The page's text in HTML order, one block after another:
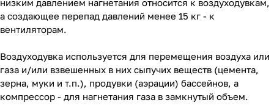
низким давлением нагнетания относится к воздуходувкам,
а создающее перепад давлений менее 15 кг - к
вентиляторам.
Воздуходувка используется для перемещения воздуха или
газа и/или взвешенных в них сыпучих веществ (цемента,
зерна, муки и т.п.), продувки (аэрации) бассейнов, а
компрессор - для нагнетания газа в замкнутый объем.